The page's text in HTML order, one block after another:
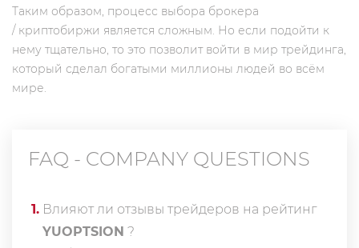
Таким образом, процесс выбора брокера
/ криптобиржи является сложным. Но если подойти к
нему тщательно, то это позволит войти в мир трейдинга,
который сделал богатыми миллионы людей во всём
мире.
FAQ - COMPANY QUESTIONS
1. Влияют ли отзывы трейдеров на рейтинг
YUOPTSION ?